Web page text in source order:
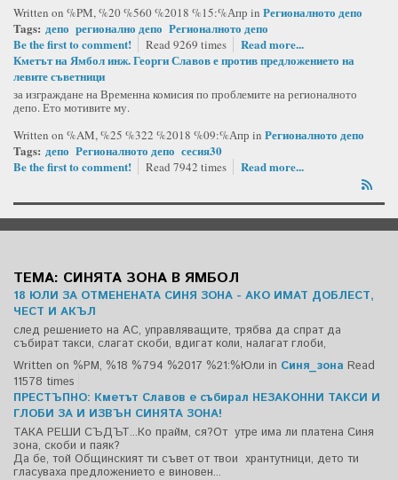
Written on %PM, %20 %560 %2018 %15:%Апр in Регионалното депо
Tags: депо регионално депо Регионалното депо
Be the first to comment!
Read 9269 times
Read more...
Кметът на Ямбол инж. Георги Славов е против предложението на
левите съветници
за изграждане на Временна комисия по проблемите на регионалното
депо. Ето мотивите му.
Written on %AM, %25 %322 %2018 %09:%Апр in Регионалното депо
Tags: депо Регионалното депо сесия30
Be the first to comment!
Read 7942 times Read more...
ТЕМА: СИНЯТА ЗОНА В ЯМБОЛ
18 ЮЛИ ЗА ОТМЕНЕНАТА СИНЯ ЗОНА - АКО ИМАТ ДОБЛЕСТ,
ЧЕСТ И АКЪЛ
след решението на АС, управляващите, трябва да спрат да
събират такси, слагат скоби, вдигат коли, налагат глоби,
Written on %PM, %18 %794 %2017 %21:%Юли in Синя_зона Read
11578 times
ПРЕСТЪПНО: Кметът Славов е събирал НЕЗАКОННИ ТАКСИ И
ГЛОБИ ЗА И ИЗВЪН СИНЯТА ЗОНА!
ТАКА РЕШИ СЪДЪТ...Ко прайм, ся?От утре има ли платена Синя
зона, скоби и паяк?
Да бе, той Общинският ти съвет от твои хрантутници, дето ти
гласуваха предложението е виновен...